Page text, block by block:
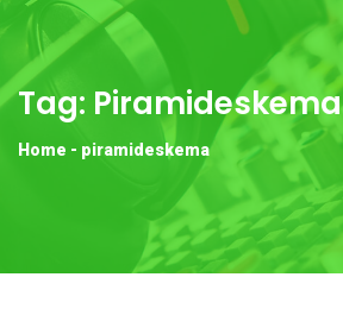
Tag: Piramideskema
Home - piramideskema